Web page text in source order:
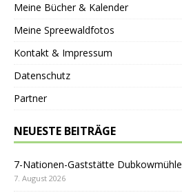
Meine Bücher & Kalender
Meine Spreewaldfotos
Kontakt & Impressum
Datenschutz
Partner
NEUESTE BEITRÄGE
7-Nationen-Gaststätte Dubkowmühle
7. August 2026